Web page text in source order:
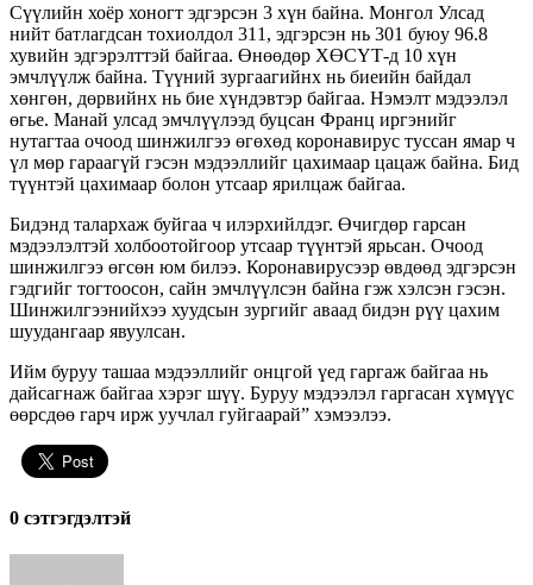
Сүүлийн хоёр хоногт эдгэрсэн 3 хүн байна. Монгол Улсад
нийт батлагдсан тохиолдол 311, эдгэрсэн нь 301 буюу 96.8
хувийн эдгэрэлттэй байгаа. Өнөөдөр ХӨСҮТ-д 10 хүн
эмчлүүлж байна. Түүний зургаагийнх нь биеийн байдал
хөнгөн, дөрвийнх нь бие хүндэвтэр байгаа. Нэмэлт мэдээлэл
өгье. Манай улсад эмчлүүлээд буцсан Франц иргэнийг
нутагтаа очоод шинжилгээ өгөхөд коронавирус туссан ямар ч
үл мөр гараагүй гэсэн мэдээллийг цахимаар цацаж байна. Бид
түүнтэй цахимаар болон утсаар ярилцаж байгаа.
Бидэнд талархаж буйгаа ч илэрхийлдэг. Өчигдөр гарсан
мэдээлэлтэй холбоотойгоор утсаар түүнтэй ярьсан. Очоод
шинжилгээ өгсөн юм билээ. Коронавирусээр өвдөөд эдгэрсэн
гэдгийг тогтоосон, сайн эмчлүүлсэн байна гэж хэлсэн гэсэн.
Шинжилгээнийхээ хуудсын зургийг аваад бидэн рүү цахим
шуудангаар явуулсан.
Ийм буруу ташаа мэдээллийг онцгой үед гаргаж байгаа нь
дайсагнаж байгаа хэрэг шүү. Буруу мэдээлэл гаргасан хүмүүс
өөрсдөө гарч ирж уучлал гуйгаарай” хэмээлээ.
0 cэтгэгдэлтэй